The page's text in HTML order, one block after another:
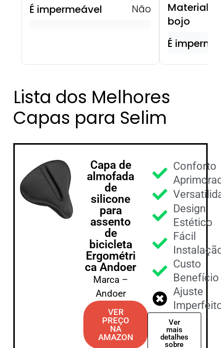
É impermeável Não
Material
bojo
É
Lista dos Melhores
Capas para Selim
Capa de
almofada
de
silicone
para
assento
de
bicicleta
Ergométri
ca Andoer
Marca –
Andoer
VER
PREÇO
NA
AMAZON
Conforto
Design
Estético
Fácil
Custo
Benefício
Ajuste
Ver
mais
detalhes
sobre